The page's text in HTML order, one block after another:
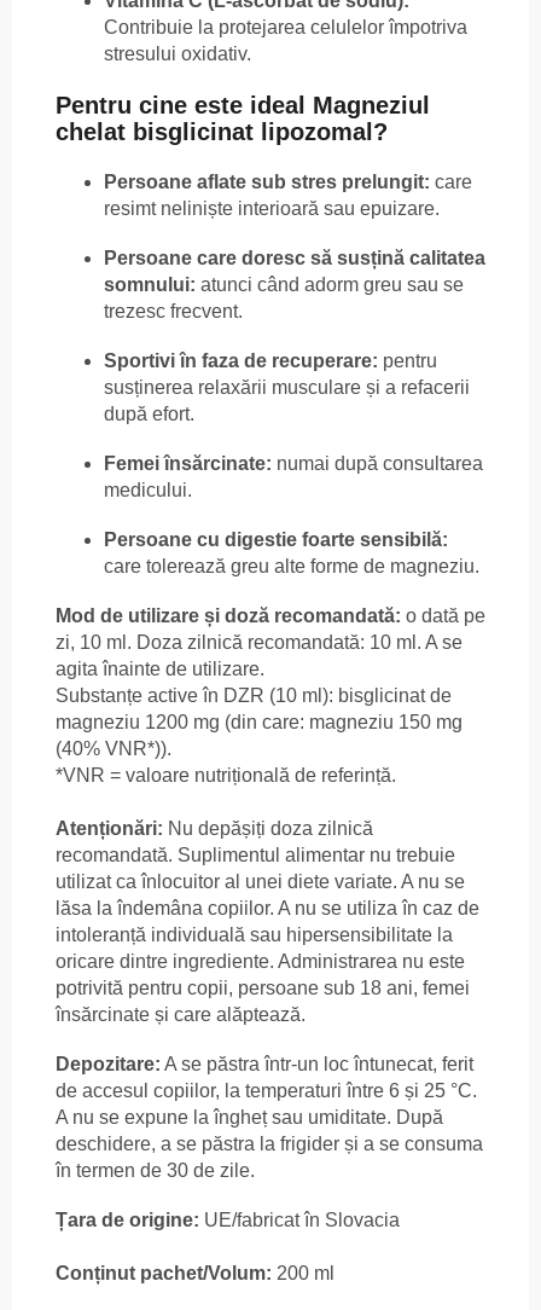
Contribuie la protejarea celulelor împotriva
stresului oxidativ.
Pentru cine este ideal Magneziul
chelat bisglicinat lipozomal?
Persoane aflate sub stres prelungit: care
resimt neliniște interioară sau epuizare.
Persoane care doresc să susțină calitatea
somnului: atunci când adorm greu sau se
trezesc frecvent.
Sportivi în faza de recuperare: pentru
susținerea relaxării musculare și a refacerii
după efort.
Femei însărcinate: numai după consultarea
medicului.
Persoane cu digestie foarte sensibilă:
care tolerează greu alte forme de magneziu.
Mod de utilizare și doză recomandată: o dată pe
zi, 10 ml. Doza zilnică recomandată: 10 ml. A se
agita înainte de utilizare.
Substanțe active în DZR (10 ml): bisglicinat de
magneziu 1200 mg (din care: magneziu 150 mg
(40% VNR*)).
*VNR = valoare nutrițională de referință.
Atenționări: Nu depășiți doza zilnică
recomandată. Suplimentul alimentar nu trebuie
utilizat ca înlocuitor al unei diete variate. A nu se
lăsa la îndemâna copiilor. A nu se utiliza în caz de
intoleranță individuală sau hipersensibilitate la
oricare dintre ingrediente. Administrarea nu este
potrivită pentru copii, persoane sub 18 ani, femei
însărcinate și care alăptează.
Depozitare: A se păstra într-un loc întunecat, ferit
de accesul copiilor, la temperaturi între 6 și 25 °C.
A nu se expune la îngheț sau umiditate. După
deschidere, a se păstra la frigider și a se consuma
în termen de 30 de zile.
Țara de origine: UE/fabricat în Slovacia
Conținut pachet/Volum: 200 ml